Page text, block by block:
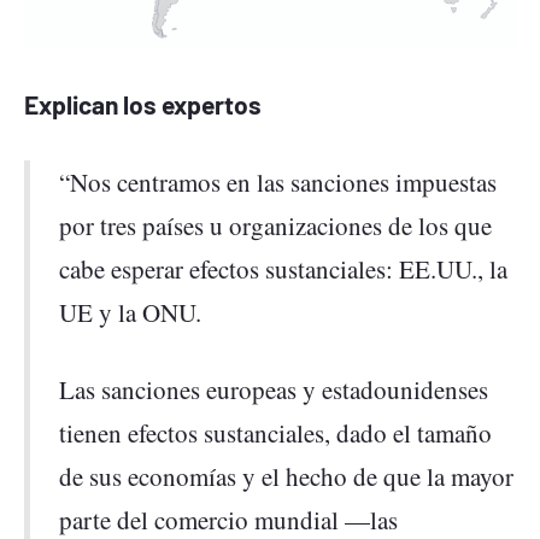
Explican los expertos
“Nos centramos en las sanciones impuestas
por tres países u organizaciones de los que
cabe esperar efectos sustanciales: EE.UU., la
UE y la ONU.
Las sanciones europeas y estadounidenses
tienen efectos sustanciales, dado el tamaño
de sus economías y el hecho de que la mayor
parte del comercio mundial —las